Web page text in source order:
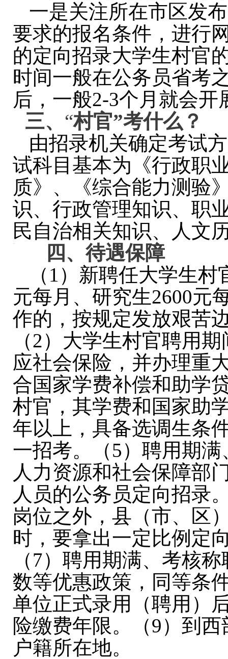
一是关注所在市区发
要求的报名条件，进行
的定向招录大学生村官
时间一般在公务员省考
后，一般2-3个月就会开
三、 “村官”考什么？
由招录机关确定考试
试科目基本为《行政职
质》、《综合能力测验
识、行政管理知识、职
民自治相关知识、人文
四、待遇保障
（1）新聘任大学生
元每月、研究生2600元
作的，按规定发放艰苦
（2）大学生村官聘用
应社会保险，并办理重
合国家学费补偿和助学
村官，其学费和国家助
年以上，具备选调生条
一招考。（5）聘用期
人力资源和社会保障部
人员的公务员定向招录
岗位之外，县（市、区
时，要拿出一定比例定
（7）聘用期满、考核
数等优惠政策，同等条
单位正式录用（聘用）
险缴费年限。（9）到
户籍所在地。